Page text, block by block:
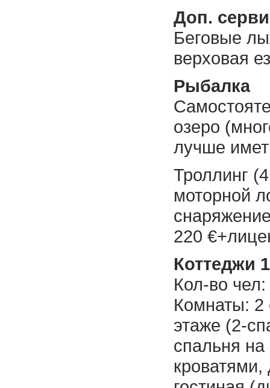
Доп.
Беговые
верховая
Рыбалка
озеро
лучше
Троллинг
моторной
220
Коттеджи
Кол-во
Комнаты: 2
этаже (2-
спальня на